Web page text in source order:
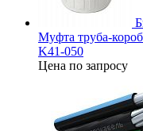
Муфта труба-
K41-050
Цена по запросу